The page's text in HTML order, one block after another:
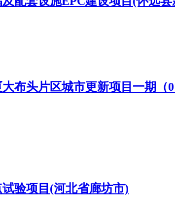
布头片区城市更新项目一期
验项目(河北省廊坊市)